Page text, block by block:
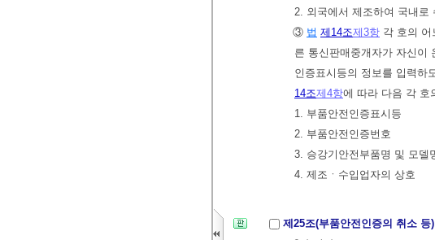
2. 외국에서 제조하여 국내로
③ 법 제14조제3항 각 호의 어
른 통신판매중개자가 자신이
인증표시등의 정보를 입력하
14조제4항에 따라 다음 각 호
1. 부품안전인증표시등
2. 부품안전인증번호
3. 승강기안전부품명 및 모델
4. 제조ㆍ수입업자의 상호
제25조(부품안전인증의 취소 등)